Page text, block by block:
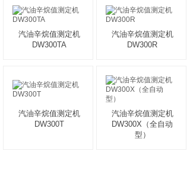
汽油辛烷值测定机
DW300TA
汽油辛烷值测定机
DW300R
汽油辛烷值测定机
DW300T
汽油辛烷值测定机
DW300X（全自动
型）